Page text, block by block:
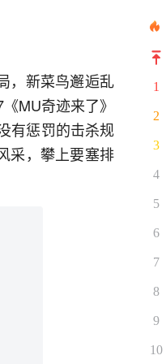
，新菜鸟邂逅乱
MU奇迹来了》
有惩罚的击杀规
采，攀上要塞排
1
2
3
4
5
6
7
8
9
10